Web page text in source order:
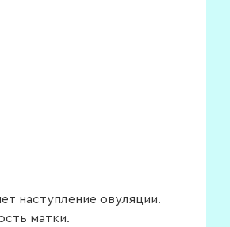
наступление овуляции.
матки.